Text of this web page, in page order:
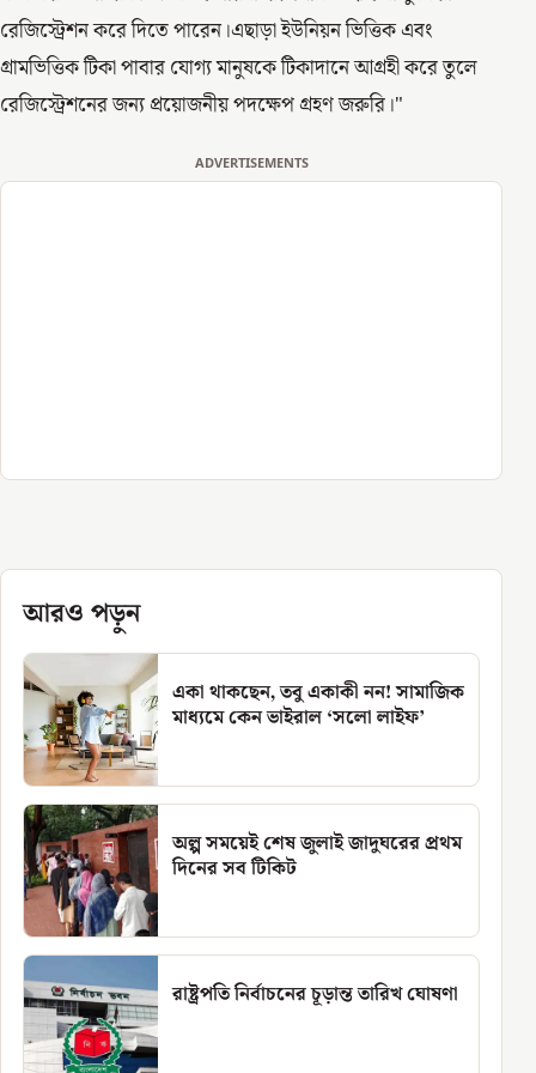
রেজিস্ট্রেশন করে দিতে পারেন।এছাড়া ইউনিয়ন ভিত্তিক এবং
গ্রামভিত্তিক টিকা পাবার যোগ্য মানুষকে টিকাদানে আগ্রহী করে তুলে
রেজিস্ট্রেশনের জন্য প্রয়োজনীয় পদক্ষেপ গ্রহণ জরুরি।"
ADVERTISEMENTS
আরও পড়ুন
একা থাকছেন, তবু একাকী নন! সামাজিক
মাধ্যমে কেন ভাইরাল ‘সলো লাইফ’
অল্প সময়েই শেষ জুলাই জাদুঘরের প্রথম
দিনের সব টিকিট
রাষ্ট্রপতি নির্বাচনের চূড়ান্ত তারিখ ঘোষণা